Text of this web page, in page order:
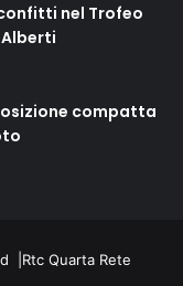
nel Trofeo
compatta
| Rtc Quarta Rete